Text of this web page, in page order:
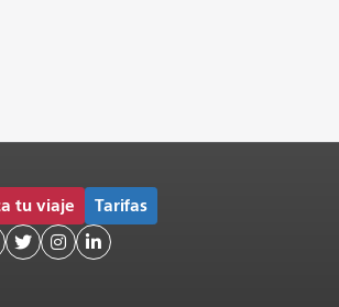
tu viaje Tarifas
  